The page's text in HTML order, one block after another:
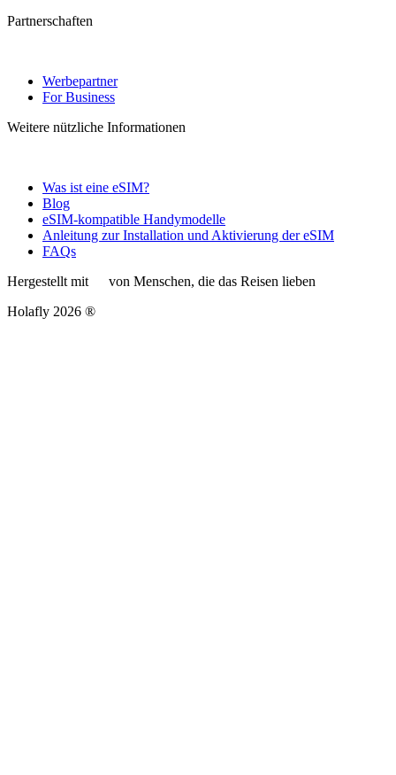
Partnerschaften
Werbepartner
For Business
Weitere nützliche Informationen
Was ist eine eSIM?
Blog
eSIM-kompatible Handymodelle
Anleitung zur Installation und Aktivierung der eSIM
FAQs
Hergestellt mit
von Menschen, die das Reisen lieben
Holafly 2026 ®